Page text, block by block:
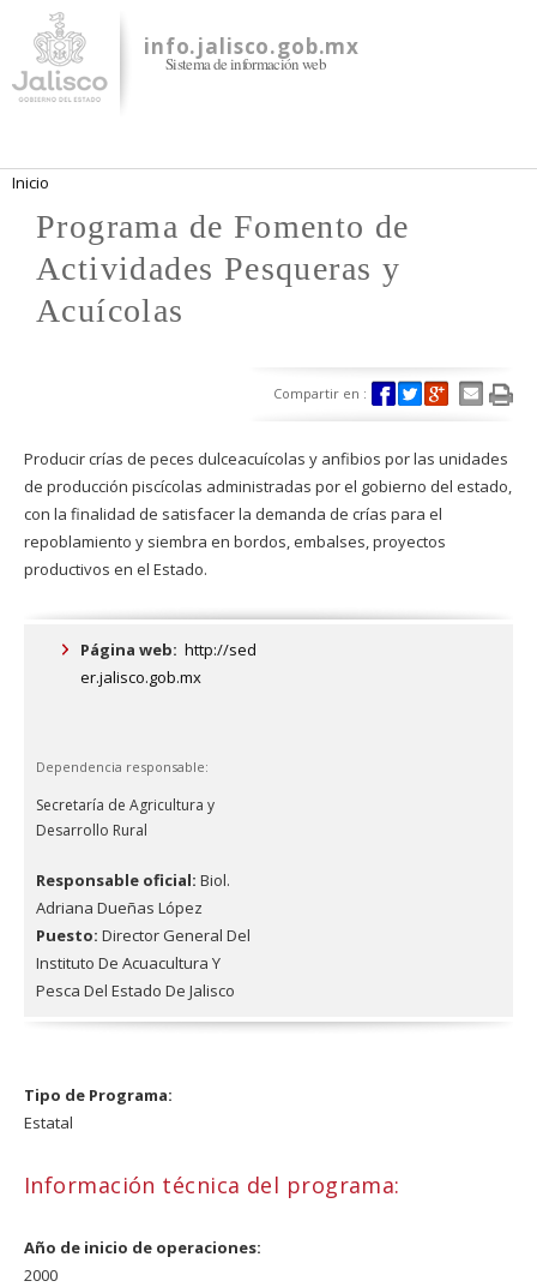
contenido
principal
info.jalisco.gob.mx
Sistema de información web
Se encuentra usted aquí
Inicio
Programa de Fomento de
Actividades Pesqueras y
Acuícolas
Compartir en :
Producir crías de peces dulceacuícolas y anfibios por las unidades
de producción piscícolas administradas por el gobierno del estado,
con la finalidad de satisfacer la demanda de crías para el
repoblamiento y siembra en bordos, embalses, proyectos
productivos en el Estado.
Página web: http://sed
er.jalisco.gob.mx
Dependencia responsable:
Secretaría de Agricultura y
Desarrollo Rural
Responsable oficial: Biol.
Adriana Dueñas López
Puesto: Director General Del
Instituto De Acuacultura Y
Pesca Del Estado De Jalisco
Tipo de Programa:
Estatal
Información técnica del programa:
Año de inicio de operaciones:
2000